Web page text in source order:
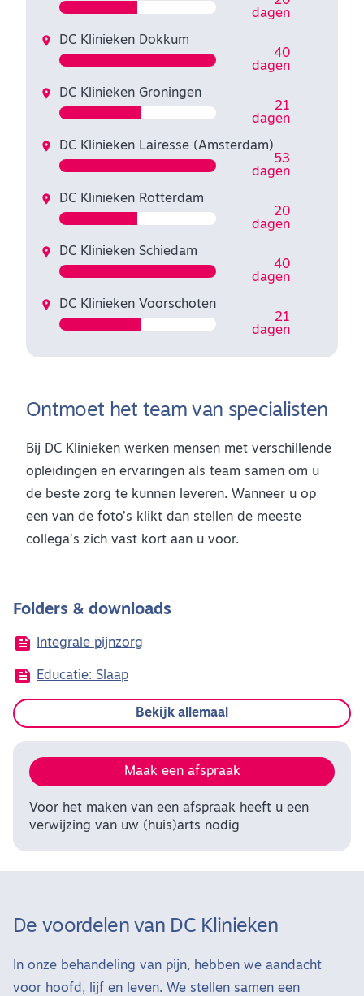
Folders & downloads
feed Integrale pijnzorg
feed Educatie: Slaap
Bekijk allemaal
dagen
DC Klinieken Dokkum
40
dagen
DC Klinieken Groningen
21
dagen
DC Klinieken Lairesse (Amsterdam)
53
dagen
DC Klinieken Rotterdam
20
dagen
DC Klinieken Schiedam
40
dagen
DC Klinieken Voorschoten
21
dagen
Ontmoet het team van specialisten
Bij DC Klinieken werken mensen met verschillende
opleidingen en ervaringen als team samen om u
de beste zorg te kunnen leveren. Wanneer u op
een van de foto’s klikt dan stellen de meeste
collega’s zich vast kort aan u voor.
Maak een afspraak
Voor het maken van een afspraak heeft u een
verwijzing van uw (huis)arts nodig
De voordelen van DC Klinieken
In onze behandeling van pijn, hebben we aandacht
voor hoofd, lijf en leven. We stellen samen een